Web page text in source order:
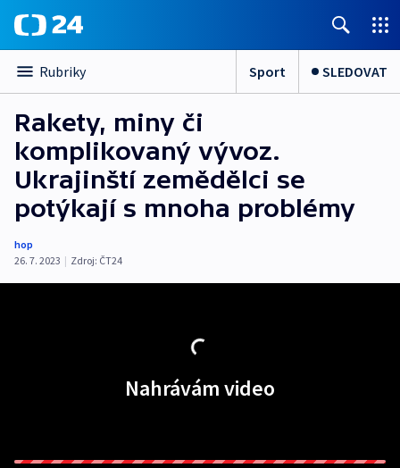
Rubriky Sport SLEDOVAT
Rakety, miny či
komplikovaný vývoz.
Ukrajinští zemědělci se
potýkají s mnoha problémy
hop
26. 7. 2023 | Zdroj: ČT24
Nahrávám video